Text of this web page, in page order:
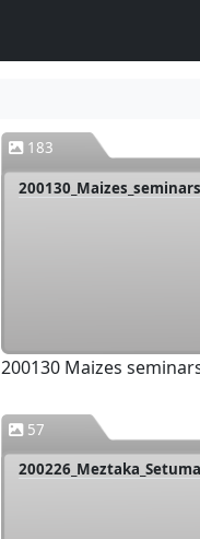
183
200130 Maizes
57